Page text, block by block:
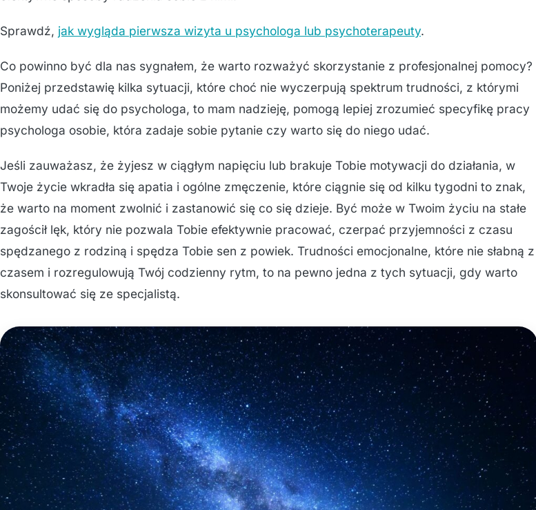
Sprawdź, jak wygląda pierwsza wizyta u psychologa lub psychoterapeuty.
Co powinno być dla nas sygnałem, że warto rozważyć skorzystanie z profesjonalnej pomocy?
Poniżej przedstawię kilka sytuacji, które choć nie wyczerpują spektrum trudności, z którymi
możemy udać się do psychologa, to mam nadzieję, pomogą lepiej zrozumieć specyfikę pracy
psychologa osobie, która zadaje sobie pytanie czy warto się do niego udać.
Jeśli zauważasz, że żyjesz w ciągłym napięciu lub brakuje Tobie motywacji do działania, w
Twoje życie wkradła się apatia i ogólne zmęczenie, które ciągnie się od kilku tygodni to znak,
że warto na moment zwolnić i zastanowić się co się dzieje. Być może w Twoim życiu na stałe
zagościł lęk, który nie pozwala Tobie efektywnie pracować, czerpać przyjemności z czasu
spędzanego z rodziną i spędza Tobie sen z powiek. Trudności emocjonalne, które nie słabną z
czasem i rozregulowują Twój codzienny rytm, to na pewno jedna z tych sytuacji, gdy warto
skonsultować się ze specjalistą.